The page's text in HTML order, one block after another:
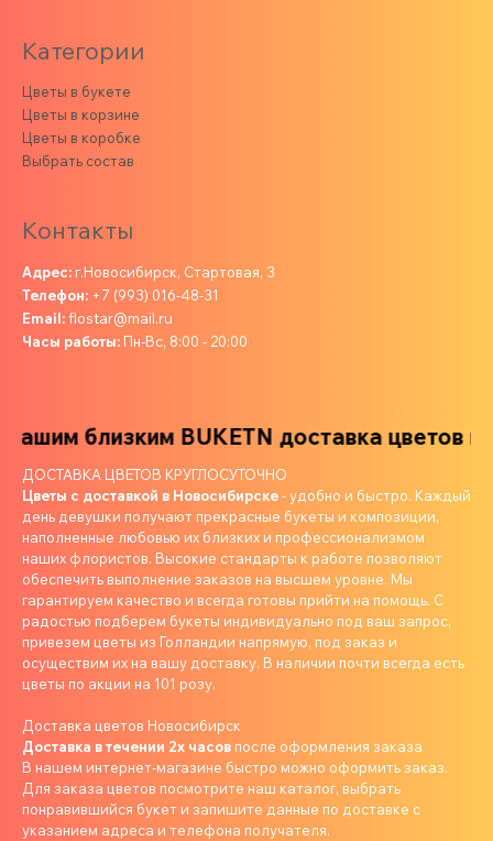
Категории
Цветы в букете
Цветы в корзине
Цветы в коробке
Выбрать состав
Контакты
Адрес: г.Новосибирск, Стартовая, 3
Телефон: +7 (993) 016-48-31
Email:flostar@mail.ru
Часы работы: Пн-Вс, 8:00 - 20:00
близкимBUKETN доставка цветов
ДОСТАВКА ЦВЕТОВ КРУГЛОСУТОЧНО
Цветы с доставкой в Новосибирске- удобно и быстро. Каждый
день девушки получают прекрасные букеты и композиции,
наполненные любовью их близких и профессионализмом
наших флористов. Высокие стандарты к работе позволяют
обеспечить выполнение заказов на высшем уровне. Мы
гарантируем качество и всегда готовы прийти на помощь. С
радостью подберем букеты индивидуально под ваш запрос,
привезем цветы из Голландии напрямую, под заказ и
осуществим их на вашу доставку. В наличии почти всегда есть
цветы по акции на 101 розу.
Доставка цветов Новосибирск
Доставка в течении 2х часов после оформления заказа
В нашем интернет-магазине быстро можно оформить заказ.
Для заказа цветов посмотрите наш каталог, выбрать
понравившийся букет и запишите данные по доставке с
указанием адреса и телефона получателя.